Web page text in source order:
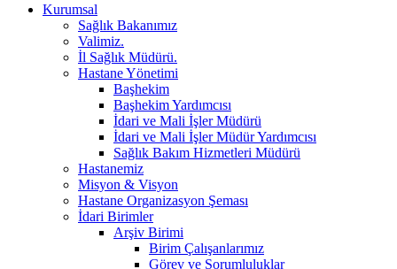
Kurumsal
Sağlık Bakanımız
Valimiz.
İl Sağlık Müdürü.
Hastane Yönetimi
Başhekim
Başhekim Yardımcısı
İdari ve Mali İşler Müdürü
İdari ve Mali İşler Müdür Yardımcısı
Sağlık Bakım Hizmetleri Müdürü
Hastanemiz
Misyon & Visyon
Hastane Organizasyon Şeması
İdari Birimler
Arşiv Birimi
Birim Çalışanlarımız
Görev ve Sorumluluklar